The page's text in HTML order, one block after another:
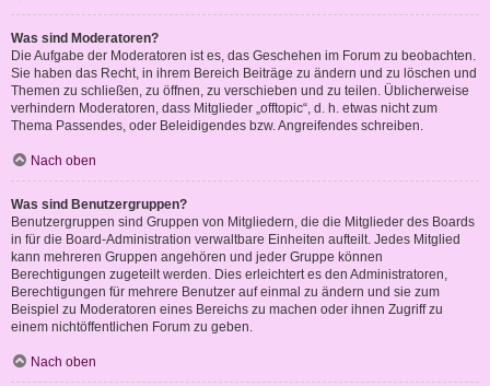
Was sind Moderatoren?
Die Aufgabe der Moderatoren ist es, das Geschehen im Forum zu beobachten.
Sie haben das Recht, in ihrem Bereich Beiträge zu ändern und zu löschen und
Themen zu schließen, zu öffnen, zu verschieben und zu teilen. Üblicherweise
verhindern Moderatoren, dass Mitglieder „offtopic“, d. h. etwas nicht zum
Thema Passendes, oder Beleidigendes bzw. Angreifendes schreiben.
Nach oben
Was sind Benutzergruppen?
Benutzergruppen sind Gruppen von Mitgliedern, die die Mitglieder des Boards
in für die Board-Administration verwaltbare Einheiten aufteilt. Jedes Mitglied
kann mehreren Gruppen angehören und jeder Gruppe können
Berechtigungen zugeteilt werden. Dies erleichtert es den Administratoren,
Berechtigungen für mehrere Benutzer auf einmal zu ändern und sie zum
Beispiel zu Moderatoren eines Bereichs zu machen oder ihnen Zugriff zu
einem nichtöffentlichen Forum zu geben.
Nach oben